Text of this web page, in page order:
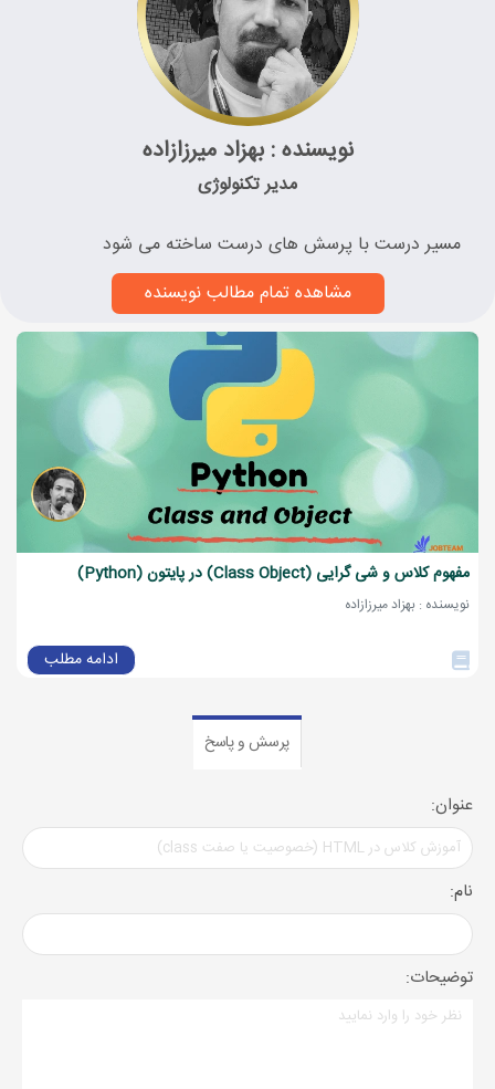
نویسنده : بهزاد میرزازاده
مدیر تکنولوژی
مسیر درست با پرسش های درست ساخته می شود
مشاهده تمام مطالب نویسنده
مفهوم کلاس و شی گرایی (Class Object) در پایتون (Python)
نویسنده : بهزاد میرزازاده
ادامه مطلب
پرسش و پاسخ
عنوان:
نام:
توضیحات: